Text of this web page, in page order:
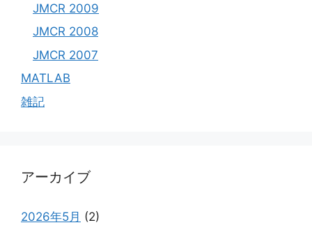
JMCR 2009
JMCR 2008
JMCR 2007
MATLAB
雑記
アーカイブ
2026年5月 (2)